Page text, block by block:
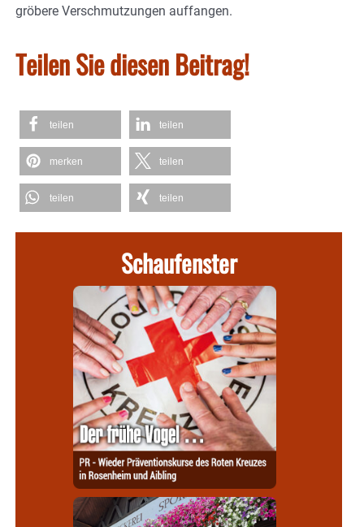
gröbere Verschmutzungen auffangen.
Teilen Sie diesen Beitrag!
teilen teilen
merken teilen
teilen teilen
Schaufenster